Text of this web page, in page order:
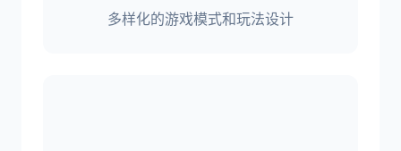
多样化的游戏模式和玩法设计